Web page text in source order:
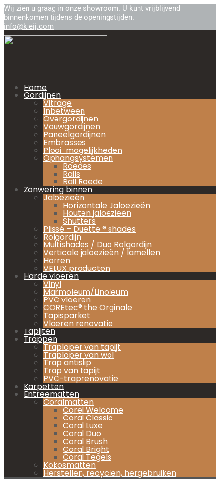
Wij zien u graag in onze showroom. U kunt vrijblijvend
binnenkomen tijdens de openingstijden.
info@kleij.com
Home
Gordijnen
Vitrage
Inbetween
Overgordijnen
Vouwgordijnen
Paneelgordijnen
Embrasses
Plooi-mogelijkheden
Ophangsystemen
Roedes
Rails
Rail Roede
Zonwering binnen
Jaloezieën
Horizontale Jaloezieën
Houten jaloezieën
Shutters
Plissé – Duette ® shades
Rolgordijn
Multishades / Duo Rolgordijn
Verticale jaloezieën / lamellen
Horren
VELUX producten
Harde vloeren
Vinyl
Marmoleum/Linoleum
PVC vloeren
COREtec® the Orginale
Tapisparket
Vloeren renovatie
Tapijten
Trappen
Traploper van tapijt
Traploper van wol
Trap antislip
Trap van tapijt
PVC-traprenovatie
Karpetten
Entreematten
Coralmatten
Corel Welcome
Coral Classic
Coral Luxe
Coral Duo
Coral Brush
Coral Bright
Coral Tegels
Kokosmatten
Herstellen, recyclen, hergebruiken